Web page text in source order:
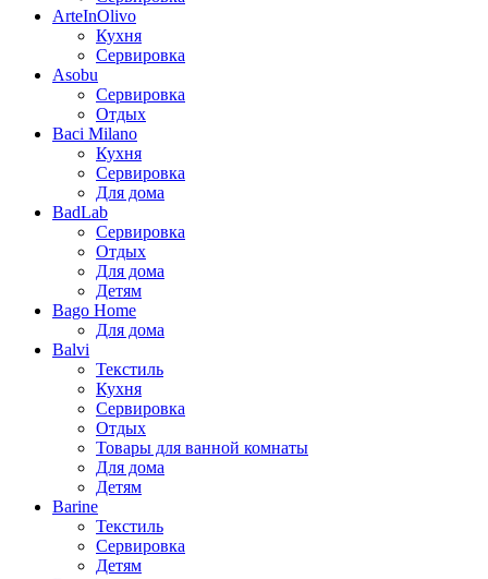
ArteInOlivo
Кухня
Сервировка
Asobu
Сервировка
Отдых
Baci Milano
Кухня
Сервировка
Для дома
BadLab
Сервировка
Отдых
Для дома
Детям
Bago Home
Для дома
Balvi
Текстиль
Кухня
Сервировка
Отдых
Товары для ванной комнаты
Для дома
Детям
Barine
Текстиль
Сервировка
Детям